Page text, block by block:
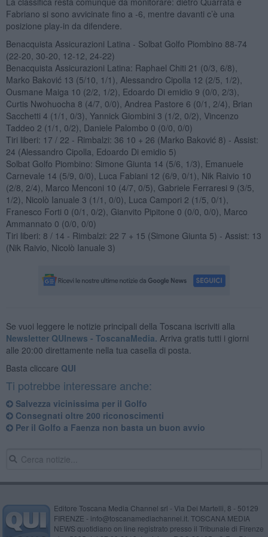
Fabriano si sono avvicinate fino a -6, mentre davanti c’è una
posizione play-in da difendere.
Benacquista Assicurazioni Latina - Solbat Golfo Piombino 88-74
(22-20, 30-20, 12-12, 24-22)
Benacquista Assicurazioni Latina: Raphael Chiti 21 (0/3, 6/8),
Marko Baković 13 (5/10, 1/1), Alessandro Cipolla 12 (2/5, 1/2),
Ousmane Maiga 10 (2/2, 1/2), Edoardo Di emidio 9 (0/0, 2/3),
Curtis Nwohuocha 8 (4/7, 0/0), Andrea Pastore 6 (0/1, 2/4), Brian
Sacchetti 4 (1/1, 0/3), Yannick Giombini 3 (1/2, 0/2), Vincenzo
Taddeo 2 (1/1, 0/2), Daniele Palombo 0 (0/0, 0/0)
Tiri liberi: 17 / 22 - Rimbalzi: 36 10 + 26 (Marko Baković 8) - Assist:
24 (Alessandro Cipolla, Edoardo Di emidio 5)
Solbat Golfo Piombino: Simone Giunta 14 (5/6, 1/3), Emanuele
Carnevale 14 (5/9, 0/0), Luca Fabiani 12 (6/9, 0/1), Nik Raivio 10
(2/8, 2/4), Marco Menconi 10 (4/7, 0/5), Gabriele Ferraresi 9 (3/5,
1/2), Nicolò Ianuale 3 (1/1, 0/0), Luca Campori 2 (1/5, 0/1),
Franesco Forti 0 (0/1, 0/2), Gianvito Pipitone 0 (0/0, 0/0), Marco
Ammannato 0 (0/0, 0/0)
Tiri liberi: 8 / 14 - Rimbalzi: 22 7 + 15 (Simone Giunta 5) - Assist: 13
(Nik Raivio, Nicolò Ianuale 3)
Se vuoi leggere le notizie principali della Toscana iscriviti alla
Newsletter QUInews - ToscanaMedia. Arriva gratis tutti i giorni
alle 20:00 direttamente nella tua casella di posta.
Basta cliccare QUI
Ti potrebbe interessare anche:
Salvezza vicinissima per il Golfo
Consegnati oltre 200 riconoscimenti
Per il Golfo a Faenza non basta un buon avvio
Editore Toscana Media Channel srl - Via Dei Martelli, 8 - 50129
FIRENZE - info@toscanamediachannel.it. TOSCANA MEDIA
NEWS quotidiano on line registrato presso il Tribunale di Firenze